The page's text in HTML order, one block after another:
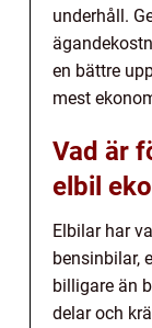
underhåll.
en bättre
mest
Vad är
elbil
Elbilar har
bensinbilar,
billigare än
delar och